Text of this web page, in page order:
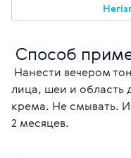
Способ
лица, шеи и область
крема. Не смывать.
2 месяцев.